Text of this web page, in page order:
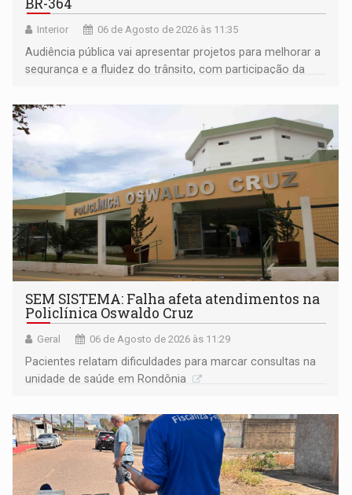
Interior 06 de Agosto de 2026 às 11:35
Audiência pública vai apresentar projetos para melhorar a
segurança e a fluidez do trânsito, com participação da
SEM SISTEMA: Falha afeta atendimentos na
Policlínica Oswaldo Cruz
Geral 06 de Agosto de 2026 às 11:29
Pacientes relatam dificuldades para marcar consultas na
unidade de saúde em Rondônia